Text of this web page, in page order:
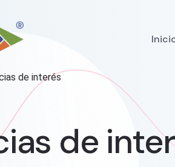
de interés
de